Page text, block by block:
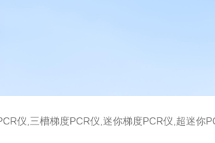
仪,三槽梯度PCR仪,迷你梯度PCR仪,超迷你